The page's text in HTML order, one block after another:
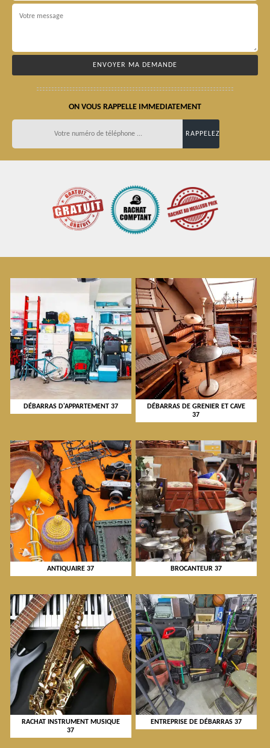
ON VOUS RAPPELLE IMMEDIATEMENT
DÉBARRAS D'APPARTEMENT 37
DÉBARRAS DE GRENIER ET CAVE
37
ANTIQUAIRE 37 BROCANTEUR 37
RACHAT INSTRUMENT MUSIQUE
37
ENTREPRISE DE DÉBARRAS 37